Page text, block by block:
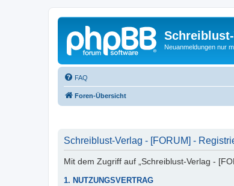
Neuanmeldungen nur
FAQ
Foren-Übersicht
Schreiblust-Verlag - [FORUM] -
Mit dem Zugriff auf „Schreiblust-Verlag -
1. NUTZUNGSVERTRAG